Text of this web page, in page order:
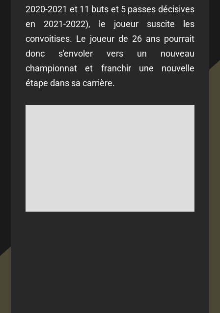
2020-2021 et 11 buts et 5 passes décisives
en 2021-2022), le joueur suscite les
convoitises. Le joueur de 26 ans pourrait
donc s'envoler vers un nouveau
championnat et franchir une nouvelle
étape dans sa carrière.